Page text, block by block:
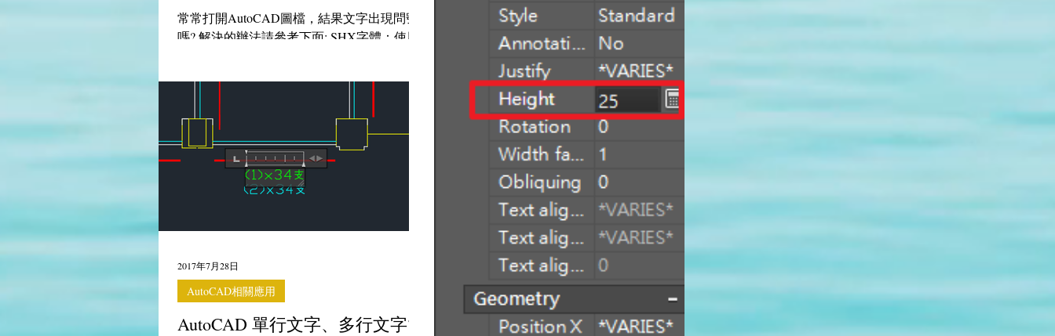
常常打開AutoCAD圖檔，結果文字出現問號
嗎? 解決的辦法請參考下面: SHX字體：使用
AutoCAD 單行文字、多行文字?
AutoCAD相關應用
2017年7月28日